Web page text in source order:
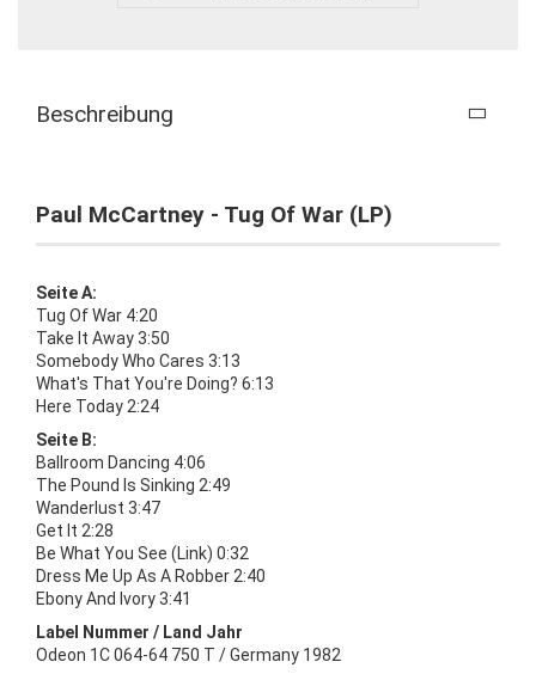
Beschreibung
Paul McCartney - Tug Of War (LP)
Seite A:
Tug Of War 4:20
Take It Away 3:50
Somebody Who Cares 3:13
What's That You're Doing? 6:13
Here Today 2:24
Seite B:
Ballroom Dancing 4:06
The Pound Is Sinking 2:49
Wanderlust 3:47
Get It 2:28
Be What You See (Link) 0:32
Dress Me Up As A Robber 2:40
Ebony And Ivory 3:41
Label Nummer / Land Jahr
Odeon 1C 064-64 750 T / Germany 1982